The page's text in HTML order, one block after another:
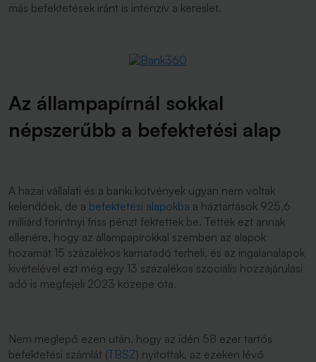
más befektetések iránt is intenzív a kereslet.
Az állampapírnál sokkal
népszerűbb a befektetési alap
A hazai vállalati és a banki kötvények ugyan nem voltak
kelendőek, de a befektetési alapokba a háztartások 925,6
milliárd forintnyi friss pénzt fektettek be. Tették ezt annak
ellenére, hogy az állampapírokkal szemben az alapok
hozamát 15 százalékos kamatadó terheli, és az ingalanalapok
kivételével ezt még egy 13 százalékos szociális hozzájárulási
adó is megfejeli 2023 közepe óta.
Nem meglepő ezen után, hogy az idén 58 ezer tartós
befektetési számlát (TBSZ) nyitottak, az ezeken lévő